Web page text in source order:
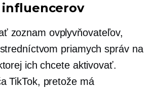
influencerov
zoznam ovplyvňovateľov,
priamych správ na
ich chcete aktivovať.
TikTok, pretože má